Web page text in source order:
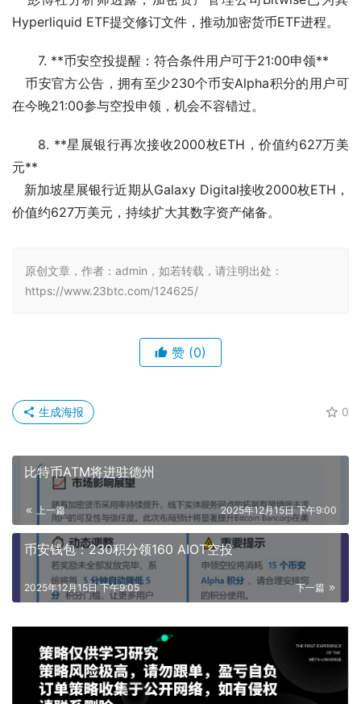
Hyperliquid ETF提交修订文件，推动加密货币ETF进程。
7. **币安空投提醒：符合条件用户可于21:00申领**
   币安官方公告，拥有至少230个币安Alpha积分的用户可
在今晚21:00参与空投申领，机会不容错过。
8. **星展银行再次接收2000枚ETH，价值约627万美
元**
价值约627万美元，持续扩大其数字资产储备。
原创文章，作者：admin，如若转载，请注明出处：
https://www.23btc.com/124625/
赞 (0)
0
生成海报
比特币ATM将进驻德州
上一篇 2025年12月15日 下午9:00
币安钱包：230积分领160 AIOT空投
下一篇
2025年12月15日 下午9:05